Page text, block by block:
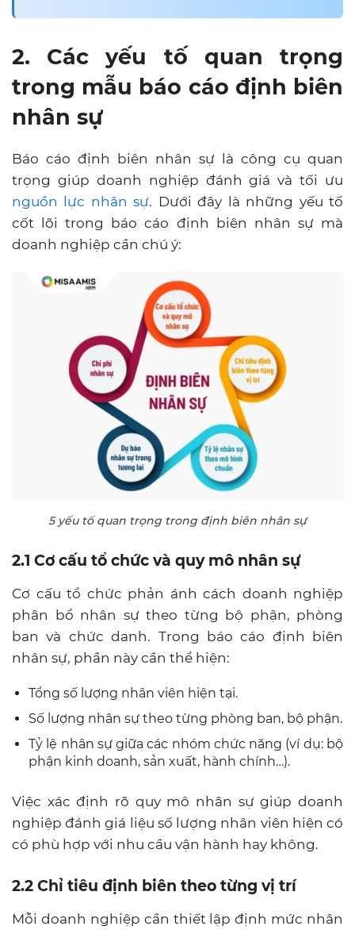
2. Các yếu tố quan trọng
trong mẫu báo cáo định biên
nhân sự
Báo cáo định biên nhân sự là công cụ quan
trọng giúp doanh nghiệp đánh giá và tối ưu
nguồn lực nhân sự. Dưới đây là những yếu tố
cốt lõi trong báo cáo định biên nhân sự mà
doanh nghiệp cần chú ý:
5 yếu tố quan trọng trong định biên nhân sự
2.1 Cơ cấu tổ chức và quy mô nhân sự
Cơ cấu tổ chức phản ánh cách doanh nghiệp
phân bổ nhân sự theo từng bộ phận, phòng
ban và chức danh. Trong báo cáo định biên
nhân sự, phần này cần thể hiện:
Tổng số lượng nhân viên hiện tại.
Số lượng nhân sự theo từng phòng ban, bộ phận.
Tỷ lệ nhân sự giữa các nhóm chức năng (ví dụ: bộ
phận kinh doanh, sản xuất, hành chính…).
Việc xác định rõ quy mô nhân sự giúp doanh
nghiệp đánh giá liệu số lượng nhân viên hiện có
có phù hợp với nhu cầu vận hành hay không.
2.2 Chỉ tiêu định biên theo từng vị trí
Mỗi doanh nghiệp cần thiết lập định mức nhân